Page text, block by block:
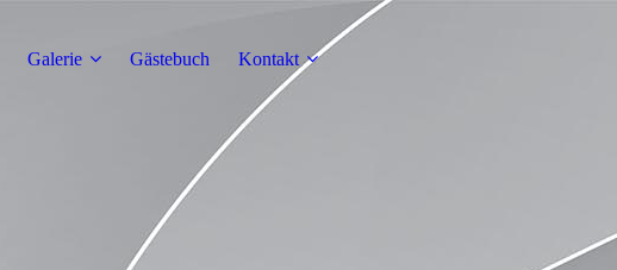
Galerie Gästebuch Kontakt